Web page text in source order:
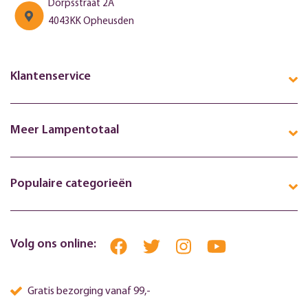
Dorpsstraat 2A
4043KK Opheusden
Klantenservice
Meer Lampentotaal
Populaire categorieën
Volg ons online:
Gratis bezorging vanaf 99,-